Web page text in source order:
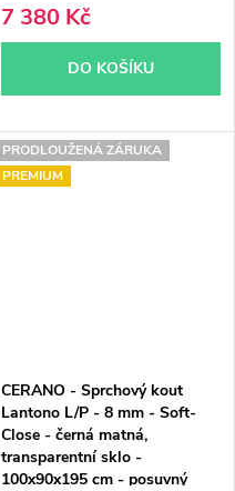
7 380 Kč
DO KOŠÍKU
PRODLOUŽENÁ ZÁRUKA
PREMIUM
CERANO - Sprchový kout
Lantono L/P - 8 mm - Soft-
Close - černá matná,
transparentní sklo -
100x90x195 cm - posuvný